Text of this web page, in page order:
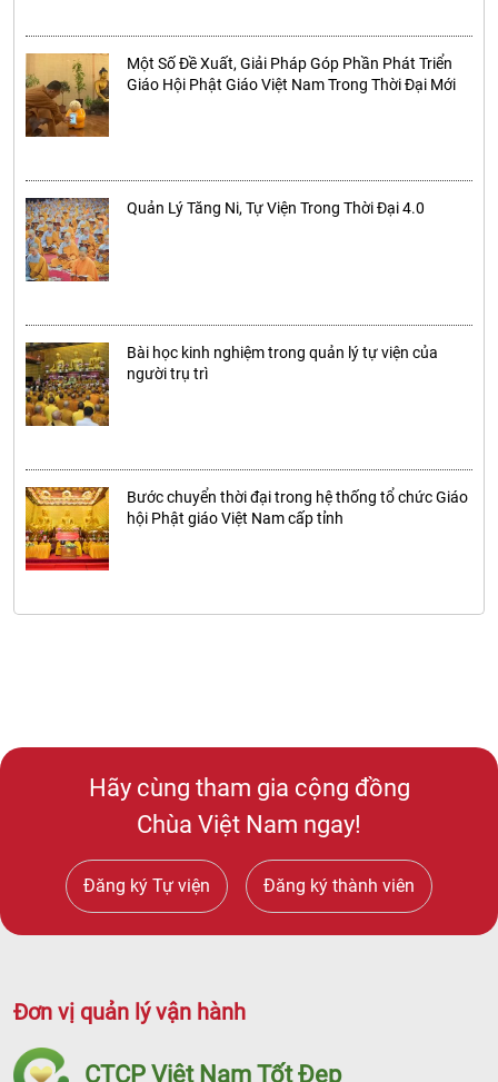
Một Số Đề Xuất, Giải Pháp Góp Phần Phát Triển
Giáo Hội Phật Giáo Việt Nam Trong Thời Đại Mới
Quản Lý Tăng Ni, Tự Viện Trong Thời Đại 4.0
Bài học kinh nghiệm trong quản lý tự viện của
người trụ trì
Bước chuyển thời đại trong hệ thống tổ chức Giáo
hội Phật giáo Việt Nam cấp tỉnh
Hãy cùng tham gia cộng đồng
Chùa Việt Nam ngay!
Đăng ký Tự viện Đăng ký thành viên
Đơn vị quản lý vận hành
CTCP Việt Nam Tốt Đẹp